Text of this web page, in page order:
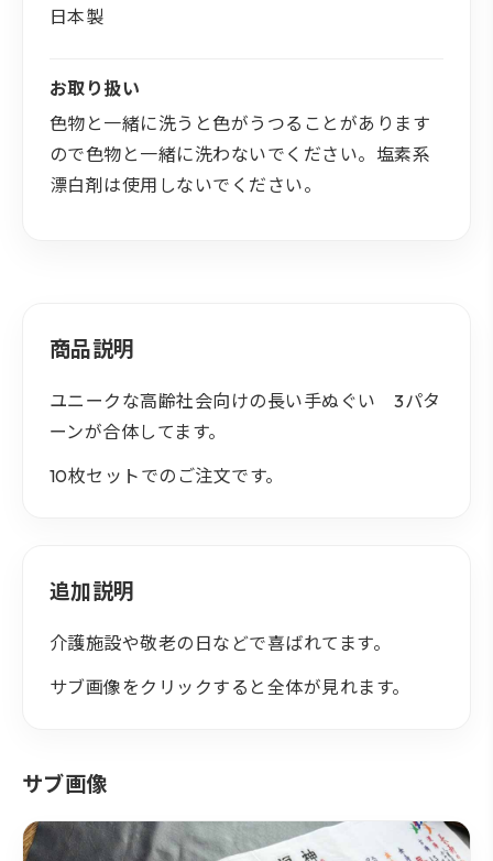
日本製
お取り扱い
色物と一緒に洗うと色がうつることがあります
ので色物と一緒に洗わないでください。塩素系
漂白剤は使用しないでください。
商品説明
ユニークな高齢社会向けの長い手ぬぐい 3パタ
ーンが合体してます。
10枚セットでのご注文です。
追加説明
介護施設や敬老の日などで喜ばれてます。
サブ画像をクリックすると全体が見れます。
サブ画像